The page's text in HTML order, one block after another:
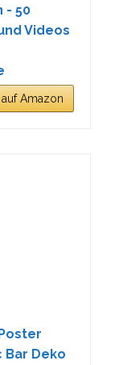
- 50
Videos
auf Amazon
Deko